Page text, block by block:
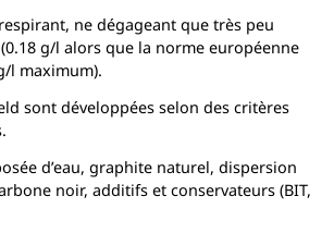
ne dégageant que très peu
(0.18 g/l alors que la norme européenne
l maximum).
sont développées selon des critères
d’eau, graphite naturel, dispersion
noir, additifs et conservateurs (BIT,